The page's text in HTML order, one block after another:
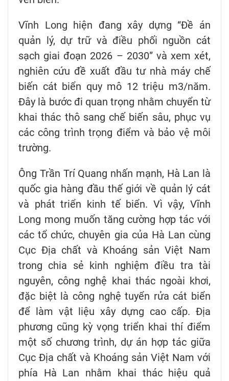
Vĩnh Long hiện đang xây dựng “Đề án
quản lý, dự trữ và điều phối nguồn cát
sạch giai đoạn 2026 – 2030” và xem xét,
nghiên cứu đề xuất đầu tư nhà máy chế
biến cát biển quy mô 12 triệu m3/năm.
Đây là bước đi quan trọng nhằm chuyển từ
khai thác thô sang chế biến sâu, phục vụ
các công trình trọng điểm và bảo vệ môi
trường.
Ông Trần Trí Quang nhấn mạnh, Hà Lan là
quốc gia hàng đầu thế giới về quản lý cát
và phát triển kinh tế biển. Vì vậy, Vĩnh
Long mong muốn tăng cường hợp tác với
các tổ chức, chuyên gia của Hà Lan cùng
Cục Địa chất và Khoáng sản Việt Nam
trong chia sẻ kinh nghiệm điều tra tài
nguyên, công nghệ khai thác ngoài khơi,
đặc biệt là công nghệ tuyển rửa cát biển
để làm vật liệu xây dựng cao cấp. Địa
phương cũng kỳ vọng triển khai thí điểm
một số chương trình, dự án hợp tác giữa
Cục Địa chất và Khoáng sản Việt Nam với
phía Hà Lan nhằm khai thác hiệu quả